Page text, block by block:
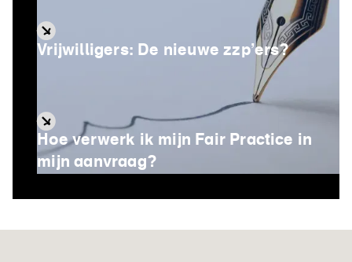
Vrijwilligers: De nieuwe zzp’ers?
Hoe verwerk ik mijn Fair Practice in
mijn aanvraag?